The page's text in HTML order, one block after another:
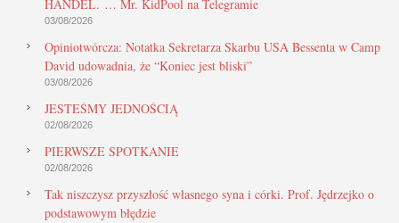
HANDEL. … Mr. KidPool na Telegramie
03/08/2026
Opiniotwórcza: Notatka Sekretarza Skarbu USA Bessenta w Camp
David udowadnia, że “Koniec jest bliski”
03/08/2026
JESTEŚMY JEDNOŚCIĄ
02/08/2026
PIERWSZE SPOTKANIE
02/08/2026
Tak niszczysz przyszłość własnego syna i córki. Prof. Jędrzejko o
podstawowym błędzie